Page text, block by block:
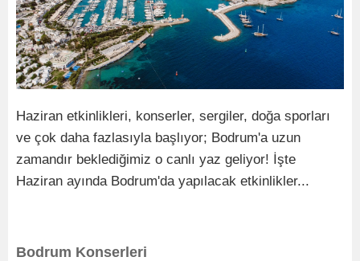
Haziran etkinlikleri, konserler, sergiler, doğa sporları
ve çok daha fazlasıyla başlıyor; Bodrum'a uzun
zamandır beklediğimiz o canlı yaz geliyor! İşte
Haziran ayında Bodrum'da yapılacak etkinlikler...
Bodrum Konserleri